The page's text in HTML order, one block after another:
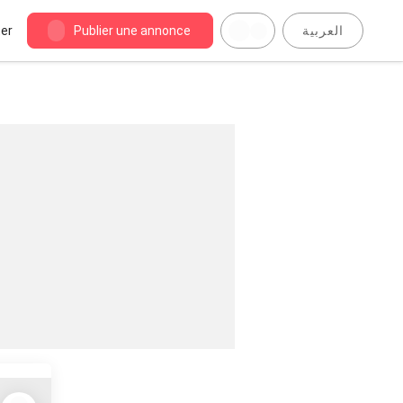
Publier une annonce العربية